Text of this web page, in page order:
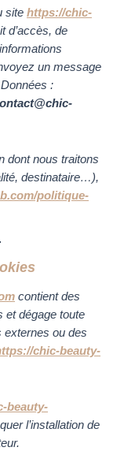
site https://chic-
d’accès, de
un message
:
dont nous traitons
destinataire…),
politique-
contient des
et dégage toute
externes ou des
chic-beauty-
beauty-
l’installation de